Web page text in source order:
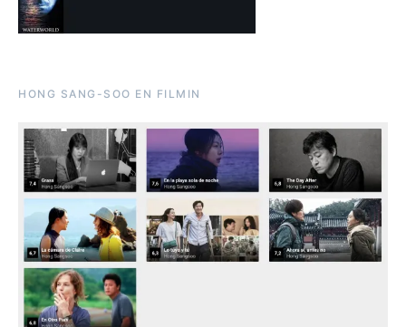
HONG SANG-SOO EN FILMIN